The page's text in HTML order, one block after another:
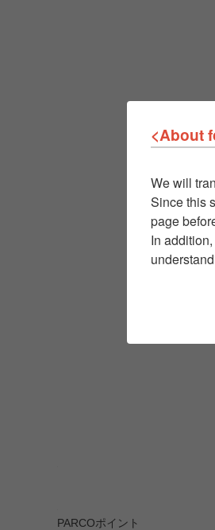
PARCOポイント
<About
We will
Since this
page
In